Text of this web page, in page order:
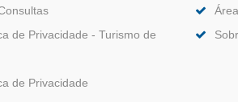
de Privacidade - Turismo de
de Privacidade